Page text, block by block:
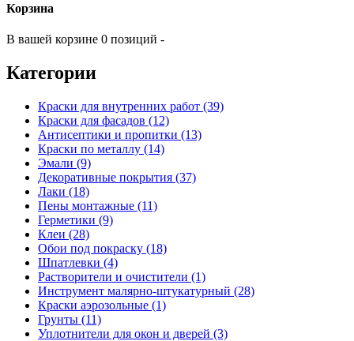
Корзина
В вашей корзине 0 позиций -
Категории
Краски для внутренних работ (39)
Краски для фасадов (12)
Антисептики и пропитки (13)
Краски по металлу (14)
Эмали (9)
Декоративные покрытия (37)
Лаки (18)
Пены монтажные (11)
Герметики (9)
Клеи (28)
Обои под покраску (18)
Шпатлевки (4)
Растворители и очистители (1)
Инструмент малярно-штукатурный (28)
Краски аэрозольные (1)
Грунты (11)
Уплотнители для окон и дверей (3)